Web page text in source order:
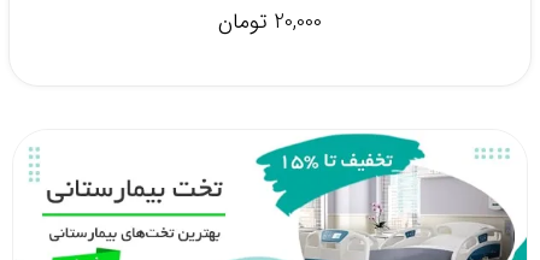
20,000 تومان